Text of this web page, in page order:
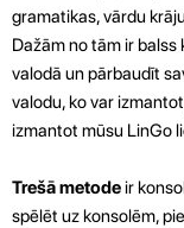
gramatikas, vārdu
Dažām no tām ir
valodā un pārbaudīt
valodu, ko var
izmantot mūsu LinGo
Trešā metodeir
spēlēt uz konsolēm,